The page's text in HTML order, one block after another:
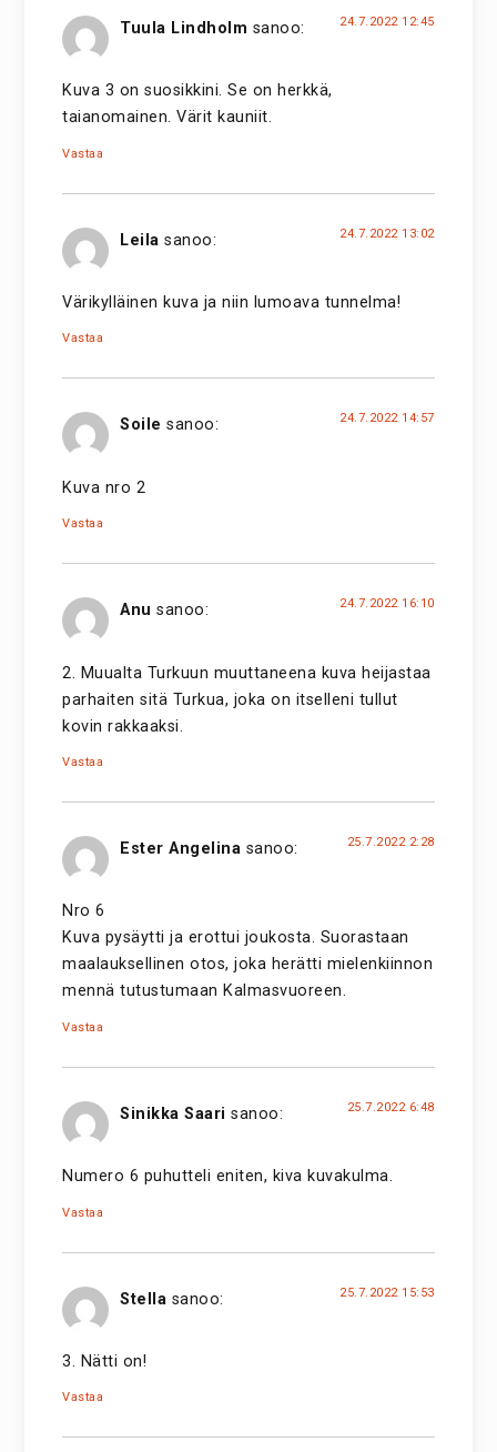
Tuula Lindholm sanoo: 24.7.2022 12:45
Kuva 3 on suosikkini. Se on herkkä,
taianomainen. Värit kauniit.
Vastaa
Leila sanoo: 24.7.2022 13:02
Värikylläinen kuva ja niin lumoava tunnelma!
Vastaa
Soile sanoo: 24.7.2022 14:57
Kuva nro 2
Vastaa
Anu sanoo: 24.7.2022 16:10
2. Muualta Turkuun muuttaneena kuva heijastaa
parhaiten sitä Turkua, joka on itselleni tullut
kovin rakkaaksi.
Vastaa
Ester Angelina sanoo: 25.7.2022 2:28
Nro 6
Kuva pysäytti ja erottui joukosta. Suorastaan
maalauksellinen otos, joka herätti mielenkiinnon
mennä tutustumaan Kalmasvuoreen.
Vastaa
Sinikka Saari sanoo: 25.7.2022 6:48
Numero 6 puhutteli eniten, kiva kuvakulma.
Vastaa
Stella sanoo: 25.7.2022 15:53
3. Nätti on!
Vastaa